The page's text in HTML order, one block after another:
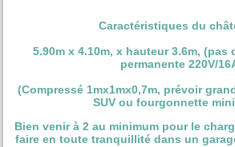
Caractéristiques du
5.90m x 4.10m, x hauteur 3.6m,
permanente 220V/
(Compressé 1mx1mx0,7m, prévoir
SUV ou fourgonnette
Bien venir à 2 au minimum pour le
faire en toute tranquillité dans un